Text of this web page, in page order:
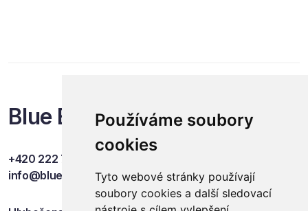
Používáme soubory
cookies
Tyto webové stránky používají
soubory cookies a další sledovací
Blue Events
+420 222 749 841
info@blueevents.eu